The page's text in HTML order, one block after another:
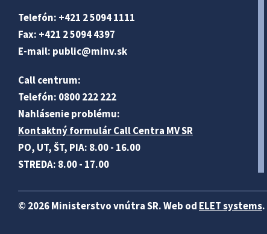
Telefón: +421 2 5094 1111
Fax: +421 2 5094 4397
E-mail: public@minv.sk
Call centrum:
Telefón: 0800 222 222
Nahlásenie problému:
Kontaktný formulár Call Centra MV SR
PO, UT, ŠT, PIA: 8.00 - 16.00
STREDA: 8.00 - 17.00
© 2026 Ministerstvo vnútra SR. Web od ELET systems.